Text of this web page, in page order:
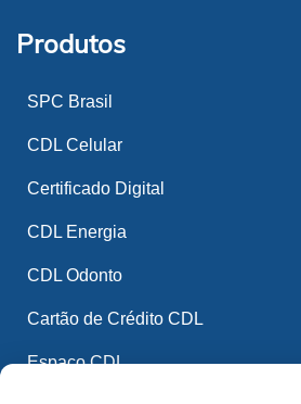
Produtos
SPC Brasil
CDL Celular
Certificado Digital
CDL Energia
CDL Odonto
Cartão de Crédito CDL
Espaço CDL